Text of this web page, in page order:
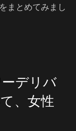
まとめてみまし
ーデリバ
、女性